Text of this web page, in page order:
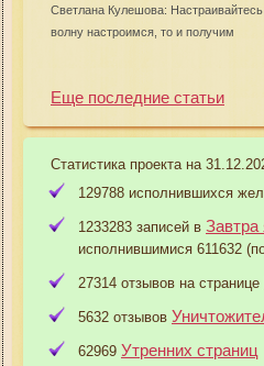
Светлана Кулешова:
волну настроимся, то и получим
Еще последние статьи
Статистика проекта на
129788 исполнившихся
1233283 записей в Завтра
исполнившимися 611632
27314 отзывов на странице
5632 отзывов
62969 Утренних страниц